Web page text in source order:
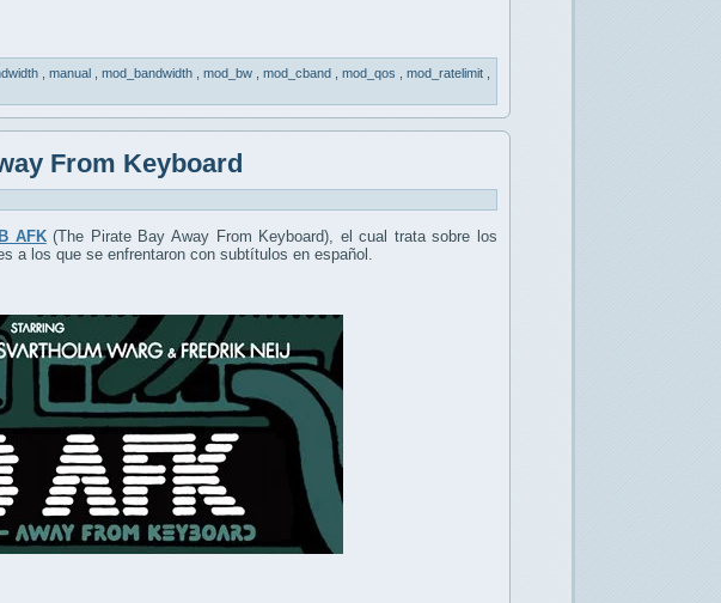
manual mod_bandwidth mod_bw mod_cband mod_qos mod_ratelimit
From Keyboard
AFK(The Pirate Bay Away From Keyboard), el cual trata sobre los
a los que se enfrentaron con subtítulos en español.